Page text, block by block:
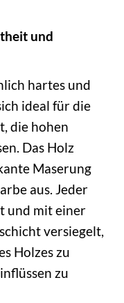
und
hartes und
ideal für die
die hohen
Das Holz
Maserung
aus. Jeder
und mit einer
versiegelt,
Holzes zu
zu